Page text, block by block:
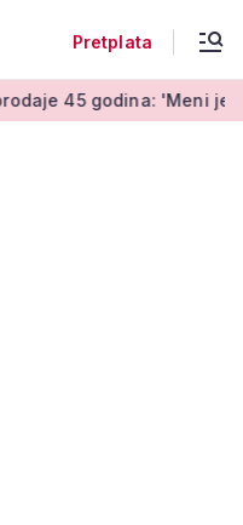
Pretplata
je ovo zabava i